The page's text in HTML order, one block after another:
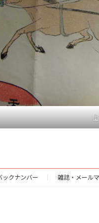
ックナンバー 雑誌・メール